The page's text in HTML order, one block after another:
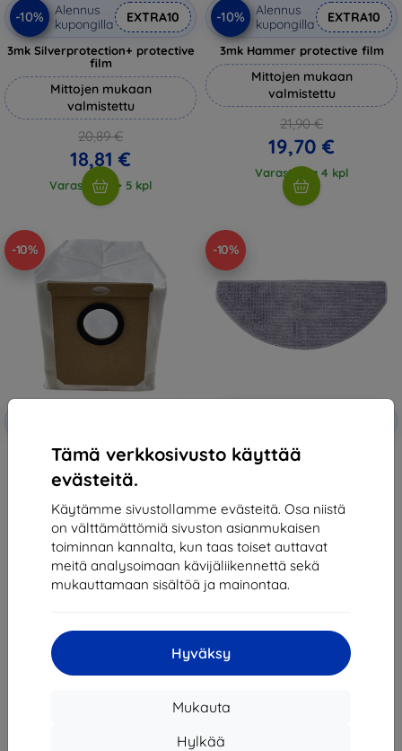
Tämä verkkosivusto käyttää
evästeitä.
Käytämme sivustollamme evästeitä. Osa niistä
on välttämättömiä sivuston asianmukaisen
toiminnan kannalta, kun taas toiset auttavat
meitä analysoimaan kävijäliikennettä sekä
mukauttamaan sisältöä ja mainontaa.
Hyväksy
Mukauta
Hylkää
-10%
Alennus
kupongilla
EXTRA10
3mk Silverprotection+ protective
film
Mittojen mukaan
valmistettu
20,89 €
18,81 €
Varastossa > 5 kpl
-10%
Alennus
kupongilla
EXTRA10
3mk Hammer protective film
Mittojen mukaan
valmistettu
21,90 €
19,70 €
Varastossa 4 kpl
-10%
Roidmi Dust Bag for EVE CC
8,90 €
8,01 €
Varastossa > 5 kpl
-10%
Roidmi Mopping Pads for EVE CC
Varastossa > 5 kpl
yhteensä6.